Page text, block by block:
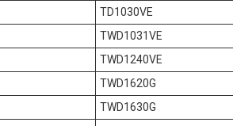
TD1030VE
TWD1031VE
TWD1240VE
TWD1620G
TWD1630G